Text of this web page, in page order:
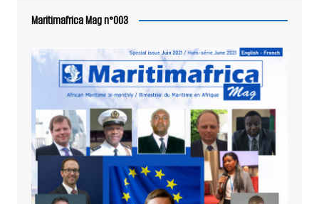
Maritimafrica Mag n°003